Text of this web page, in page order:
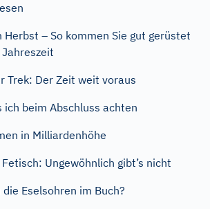
Herbst – So kommen Sie gut gerüstet
Trek: Der Zeit weit voraus
ich beim Abschluss achten
in Milliardenhöhe
Ungewöhnlich gibt’s nicht
Eselsohren im Buch?